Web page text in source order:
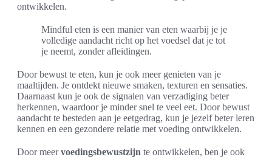
ontwikkelen.
Mindful eten is een manier van eten waarbij je je
volledige aandacht richt op het voedsel dat je tot
je neemt, zonder afleidingen.
Door bewust te eten, kun je ook meer genieten van je
maaltijden. Je ontdekt nieuwe smaken, texturen en sensaties.
Daarnaast kun je ook de signalen van verzadiging beter
herkennen, waardoor je minder snel te veel eet. Door bewust
aandacht te besteden aan je eetgedrag, kun je jezelf beter leren
kennen en een gezondere relatie met voeding ontwikkelen.
Door meervoedingsbewustzijn te ontwikkelen, ben je ook